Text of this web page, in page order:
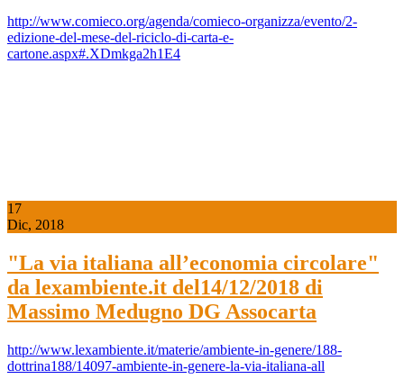
http://www.comieco.org/agenda/comieco-organizza/evento/2-
edizione-del-mese-del-riciclo-di-carta-e-
cartone.aspx#.XDmkga2h1E4
17
Dic, 2018
"La via italiana all’economia circolare"
da lexambiente.it del14/12/2018 di
Massimo Medugno DG Assocarta
http://www.lexambiente.it/materie/ambiente-in-genere/188-
dottrina188/14097-ambiente-in-genere-la-via-italiana-all